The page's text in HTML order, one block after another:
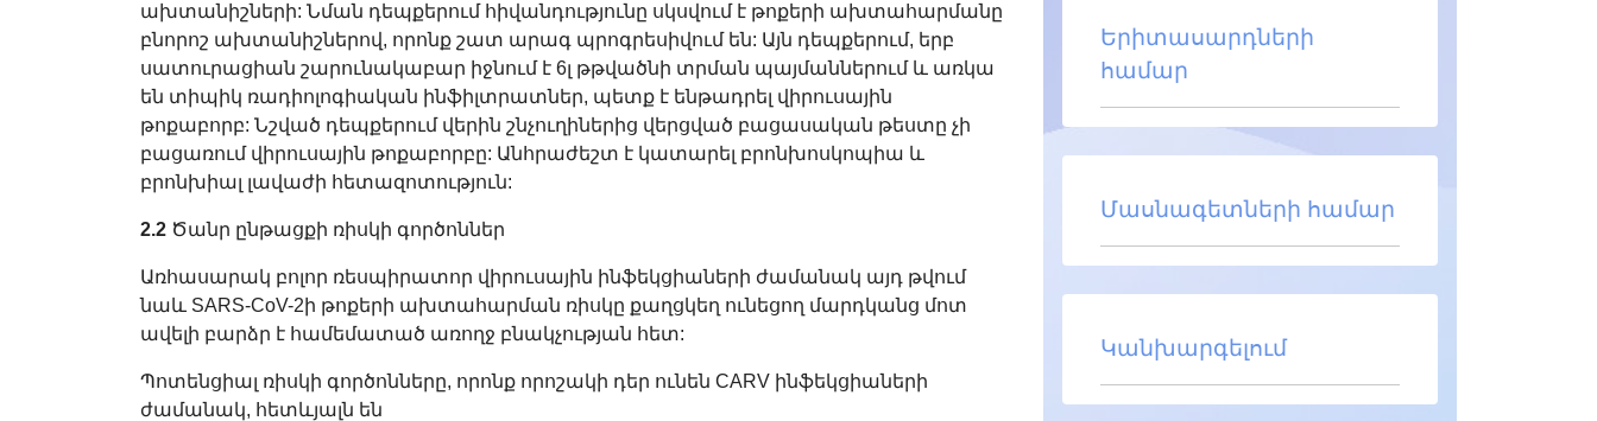
ախտանիշների: Նման դեպքերում հիվանդությունը սկսվում է թոքերի ախտահարմանը
բնորոշ ախտանիշներով, որոնք շատ արագ պրոգրեսիվում են: Այն դեպքերում, երբ
սատուրացիան շարունակաբար իջնում է 6լ թթվածնի տրման պայմաններում և առկա
են տիպիկ ռադիոլոգիական ինֆիլտրատներ, պետք է ենթադրել վիրուսային
թոքաբորբ: Նշված դեպքերում վերին շնչուղիներից վերցված բացասական թեստը չի
բացառում վիրուսային թոքաբորբը: Անհրաժեշտ է կատարել բրոնխոսկոպիա և
բրոնխիալ լավաժի հետազոտություն:
2.2 Ծանր ընթացքի ռիսկի գործոններ
Առհասարակ բոլոր ռեսպիրատոր վիրուսային ինֆեկցիաների ժամանակ այդ թվում
նաև SARS-CoV-2ի թոքերի ախտահարման ռիսկը քաղցկեղ ունեցող մարդկանց մոտ
ավելի բարձր է համեմատած առողջ բնակչության հետ:
Պոտենցիալ ռիսկի գործոնները, որոնք որոշակի դեր ունեն CARV ինֆեկցիաների
ժամանակ, հետևյալն են
Երիտասարդների
համար
Մասնագետների համար
Կանխարգելում